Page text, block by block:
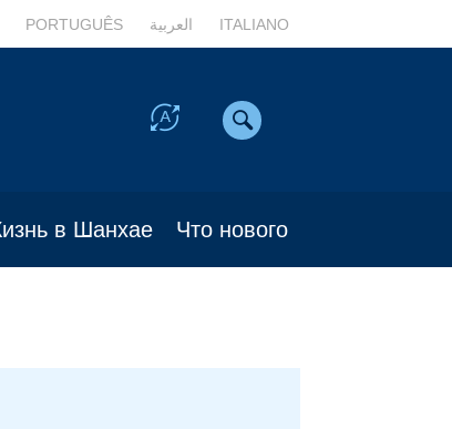
PORTUGUÊS العربية ITALIANO
в Шанхае Что нового